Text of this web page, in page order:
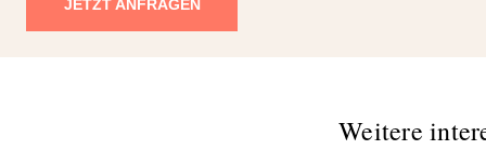
JETZT ANFRAGEN
Weitere